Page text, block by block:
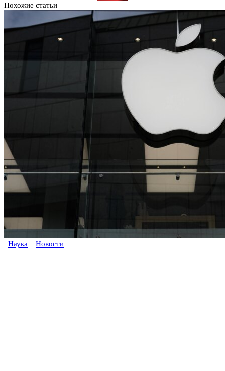
Похожие статьи
Наука Новости